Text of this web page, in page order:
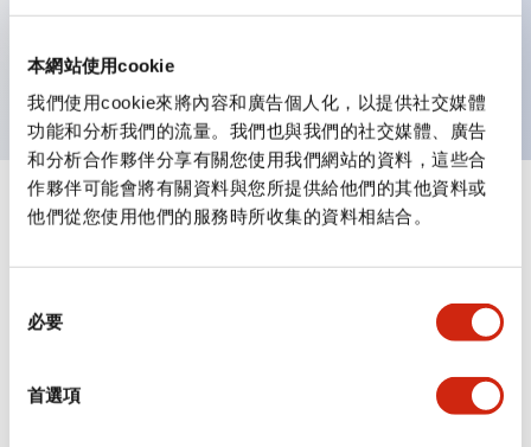
本網站使用cookie
我們使用cookie來將內容和廣告個人化，以提供社交媒體
功能和分析我們的流量。我們也與我們的社交媒體、廣告
和分析合作夥伴分享有關您使用我們網站的資料，這些合
作夥伴可能會將有關資料與您所提供給他們的其他資料或
他們從您使用他們的服務時所收集的資料相結合。
必要
首選項
防護結構
規格
審美規範
環境規範
功能規格